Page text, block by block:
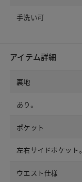
手洗い可
アイテム詳細
裏地
あり。
ポケット
左右サイドポケット。
ウエスト仕様